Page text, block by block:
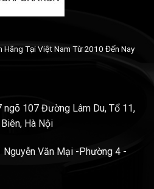
Hãng Tại Việt Nam Từ 2010 Đến Nay
107 Đường Lâm Du, Tổ 11,
Hà Nội
Văn Mại -Phường 4 -